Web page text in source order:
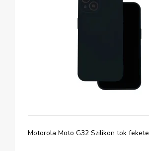
Motorola Moto G32 Szilikon tok fekete